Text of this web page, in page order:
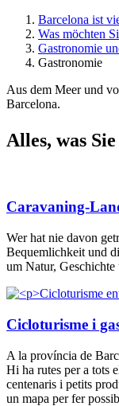
Barcelona ist
Was möchten
Gastronomie
Gastronomie
Aus dem Meer und
Barcelona.
Alles, was
Caravaning-
Wer hat nie davon
Bequemlichkeit und
um Natur,
Cicloturisme i
A la província de
Hi ha rutes per a tots
centenaris i petits
un mapa per fer